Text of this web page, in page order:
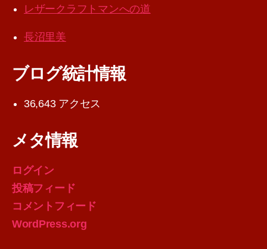
レザークラフトマンへの道
長沼里美
ブログ統計情報
36,643 アクセス
メタ情報
ログイン
投稿フィード
コメントフィード
WordPress.org